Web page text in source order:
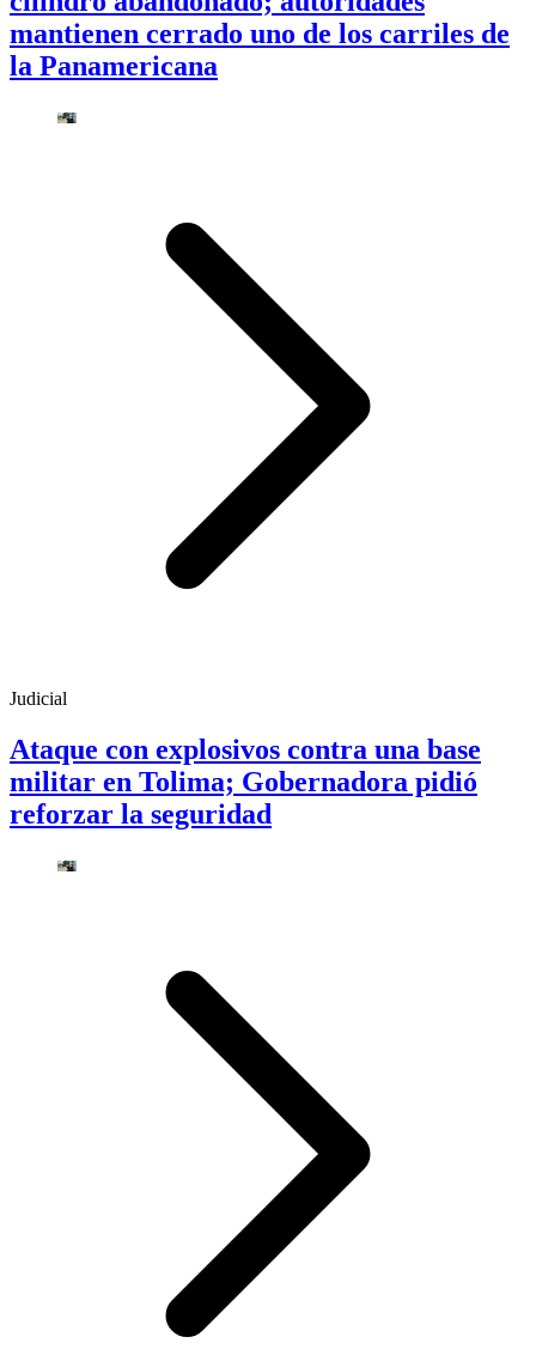
mantienen cerrado uno de los carriles de
la Panamericana
Judicial
Ataque con explosivos contra una base
militar en Tolima; Gobernadora pidió
reforzar la seguridad